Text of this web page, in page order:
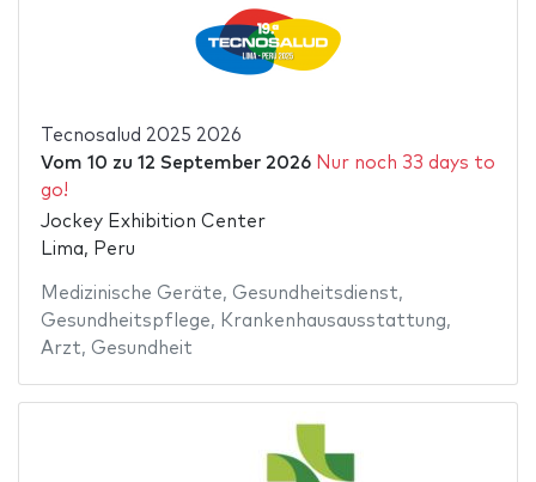
Tecnosalud 2025 2026
Vom 10 zu 12 September 2026 Nur noch 33 days to
go!
Jockey Exhibition Center
Lima, Peru
Medizinische Geräte, Gesundheitsdienst,
Gesundheitspflege, Krankenhausausstattung,
Arzt, Gesundheit